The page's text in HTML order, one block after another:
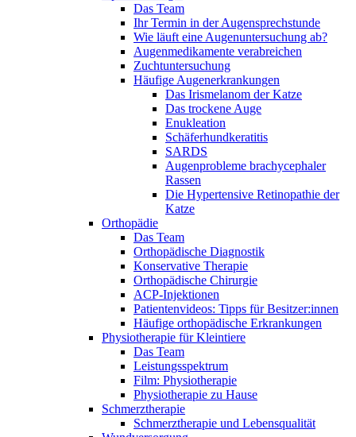
Das Team
Ihr Termin in der Augensprechstunde
Wie läuft eine Augenuntersuchung ab?
Augenmedikamente verabreichen
Zuchtuntersuchung
Häufige Augenerkrankungen
Das Irismelanom der Katze
Das trockene Auge
Enukleation
Schäferhundkeratitis
SARDS
Augenprobleme brachycephaler
Rassen
Die Hypertensive Retinopathie der
Katze
Orthopädie
Das Team
Orthopädische Diagnostik
Konservative Therapie
Orthopädische Chirurgie
ACP-Injektionen
Patientenvideos: Tipps für Besitzer:innen
Häufige orthopädische Erkrankungen
Physiotherapie für Kleintiere
Das Team
Leistungsspektrum
Film: Physiotherapie
Physiotherapie zu Hause
Schmerztherapie
Schmerztherapie und Lebensqualität